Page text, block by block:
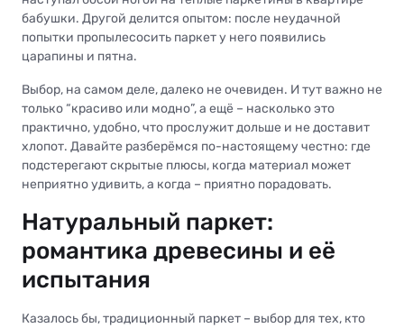
бабушки. Другой делится опытом: после неудачной
попытки пропылесосить паркет у него появились
царапины и пятна.
Выбор, на самом деле, далеко не очевиден. И тут важно не
только “красиво или модно”, а ещё – насколько это
практично, удобно, что прослужит дольше и не доставит
хлопот. Давайте разберёмся по-настоящему честно: где
подстерегают скрытые плюсы, когда материал может
неприятно удивить, а когда – приятно порадовать.
Натуральный паркет:
романтика древесины и её
испытания
Казалось бы, традиционный паркет – выбор для тех, кто